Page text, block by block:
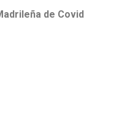
de Covid